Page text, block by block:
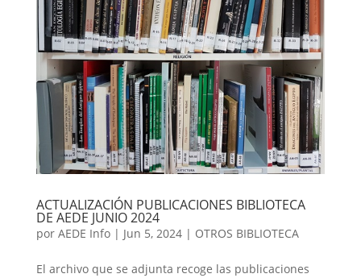
ACTUALIZACIÓN PUBLICACIONES BIBLIOTECA
DE AEDE JUNIO 2024
por AEDE Info| Jun 5, 2024| OTROS BIBLIOTECA
El archivo que se adjunta recoge las publicaciones